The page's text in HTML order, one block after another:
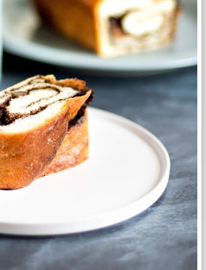
kodujuustusalat
vaht põldmarja jogurti ja
šokolaadikook
chia puding